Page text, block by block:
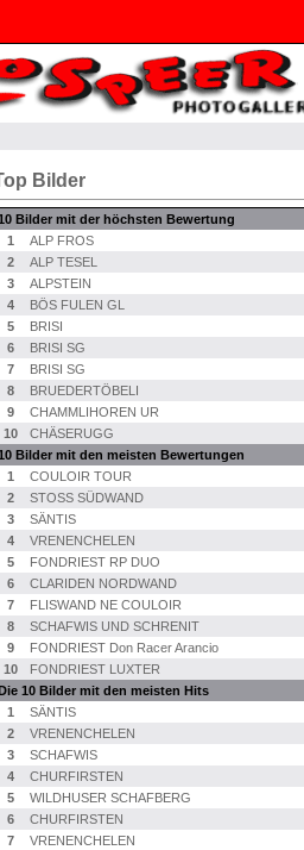
Bilder
Bilder mit der höchsten Bewertung
1
ALP FROS
2
ALP TESEL
3
ALPSTEIN
4
BÖS FULEN GL
5
BRISI
6
BRISI SG
7
BRISI SG
8
BRUEDERTÖBELI
9
CHAMMLIHOREN UR
10
CHÄSERUGG
Bilder mit den meisten Bewertungen
1
COULOIR TOUR
2
STOSS SÜDWAND
3
SÄNTIS
4
VRENENCHELEN
5
FONDRIEST RP DUO
6
CLARIDEN NORDWAND
7
FLISWAND NE COULOIR
8
SCHAFWIS UND SCHRENIT
9
FONDRIEST Don Racer Arancio
10
FONDRIEST LUXTER
10 Bilder mit den meisten Hits
1
SÄNTIS
2
VRENENCHELEN
3
SCHAFWIS
4
CHURFIRSTEN
5
WILDHUSER SCHAFBERG
6
CHURFIRSTEN
7
VRENENCHELEN